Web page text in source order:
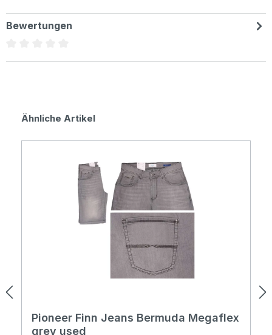
Bewertungen
Produktgalerie überspringen
Ähnliche Artikel
Pioneer Finn Jeans Bermuda Megaflex
grey used